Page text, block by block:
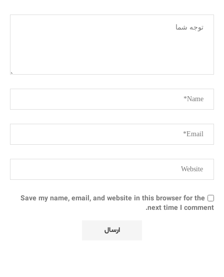
Save my name, email, and website in this browser for the
next time I comment.